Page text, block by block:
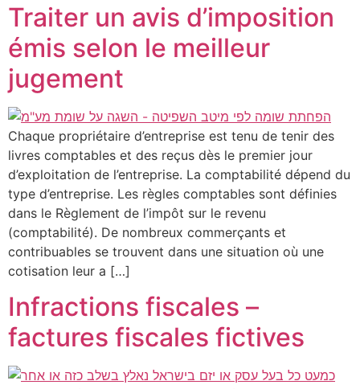
Traiter un avis d’imposition
émis selon le meilleur
jugement
Chaque propriétaire d’entreprise est tenu de tenir des
livres comptables et des reçus dès le premier jour
d’exploitation de l’entreprise. La comptabilité dépend du
type d’entreprise. Les règles comptables sont définies
dans le Règlement de l’impôt sur le revenu
(comptabilité). De nombreux commerçants et
contribuables se trouvent dans une situation où une
cotisation leur a […]
Infractions fiscales –
factures fiscales fictives